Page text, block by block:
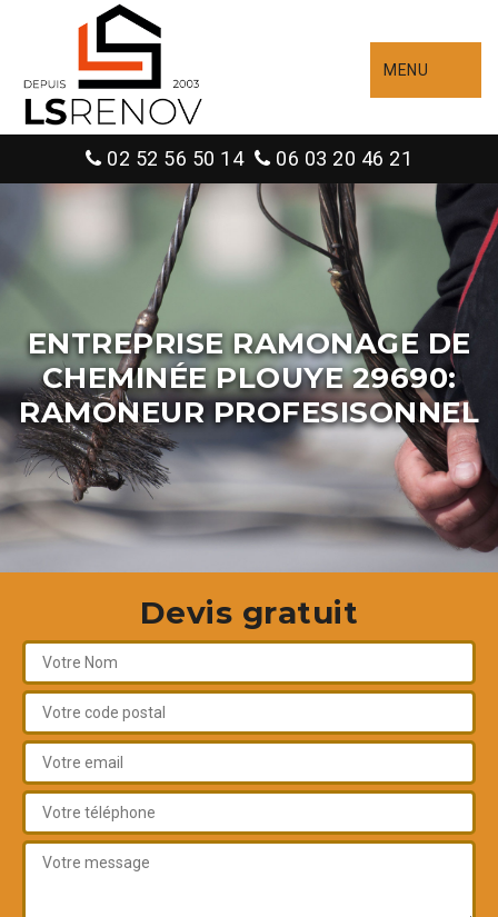
MENU
02 52 56 50 14 06 03 20 46 21
ENTREPRISE RAMONAGE DE
CHEMINÉE PLOUYE 29690:
RAMONEUR PROFESISONNEL
Devis gratuit